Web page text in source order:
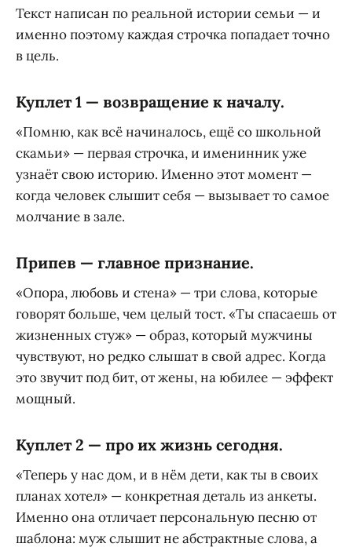
Текст написан по реальной истории семьи — и
именно поэтому каждая строчка попадает точно
в цель.
Куплет 1 — возвращение к началу.
«Помню, как всё начиналось, ещё со школьной
скамьи» — первая строчка, и именинник уже
узнаёт свою историю. Именно этот момент —
когда человек слышит себя — вызывает то самое
молчание в зале.
Припев — главное признание.
«Опора, любовь и стена» — три слова, которые
говорят больше, чем целый тост. «Ты спасаешь от
жизненных стуж» — образ, который мужчины
чувствуют, но редко слышат в свой адрес. Когда
это звучит под бит, от жены, на юбилее — эффект
мощный.
Куплет 2 — про их жизнь сегодня.
«Теперь у нас дом, и в нём дети, как ты в своих
планах хотел» — конкретная деталь из анкеты.
Именно она отличает персональную песню от
шаблона: муж слышит не абстрактные слова, а